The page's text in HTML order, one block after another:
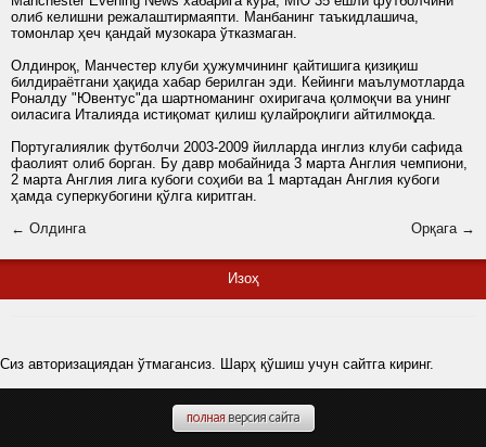
олиб келишни режалаштирмаяпти. Манбанинг таъкидлашича,
томонлар ҳеч қандай музокара ўтказмаган.
Олдинроқ, Манчестер клуби ҳужумчининг қайтишига қизиқиш
билдираётгани ҳақида хабар берилган эди. Кейинги маълумотларда
Роналду "Ювентус"да шартноманинг охиригача қолмоқчи ва унинг
оиласига Италияда истиқомат қилиш қулайроқлиги айтилмоқда.
Португалиялик футболчи 2003-2009 йилларда инглиз клуби сафида
фаолият олиб борган. Бу давр мобайнида 3 марта Англия чемпиони,
2 марта Англия лига кубоги соҳиби ва 1 мартадан Англия кубоги
ҳамда суперкубогини қўлга киритган.
← Олдинга
Орқага →
Изоҳ
Сиз авторизациядан ўтмагансиз. Шарҳ қўшиш учун сайтга киринг.